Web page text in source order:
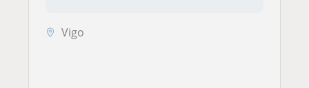
Vigo